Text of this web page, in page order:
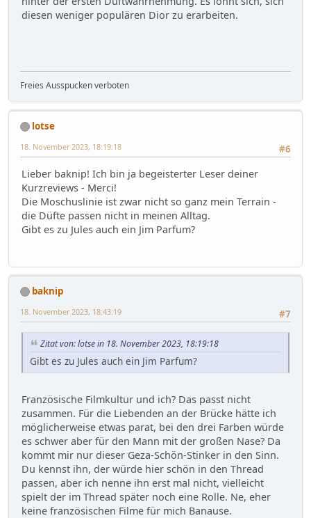
diesen weniger populären Dior zu erarbeiten.
Freies Ausspucken verboten
lotse
#6
18. November 2023, 18:19:18
Lieber baknip! Ich bin ja begeisterter Leser deiner
Kurzreviews - Merci!
Die Moschuslinie ist zwar nicht so ganz mein Terrain -
die Düfte passen nicht in meinen Alltag.
Gibt es zu Jules auch ein Jim Parfum?
baknip
#7
18. November 2023, 18:43:19
Zitat von: lotse in 18. November 2023, 18:19:18
Gibt es zu Jules auch ein Jim Parfum?
Französische Filmkultur und ich? Das passt nicht
zusammen. Für die Liebenden an der Brücke hätte ich
möglicherweise etwas parat, bei den drei Farben würde
es schwer aber für den Mann mit der großen Nase? Da
kommt mir nur dieser Geza-Schön-Stinker in den Sinn.
Du kennst ihn, der würde hier schön in den Thread
passen, aber ich nenne ihn erst mal nicht, vielleicht
spielt der im Thread später noch eine Rolle. Ne, eher
keine französischen Filme für mich Banause.